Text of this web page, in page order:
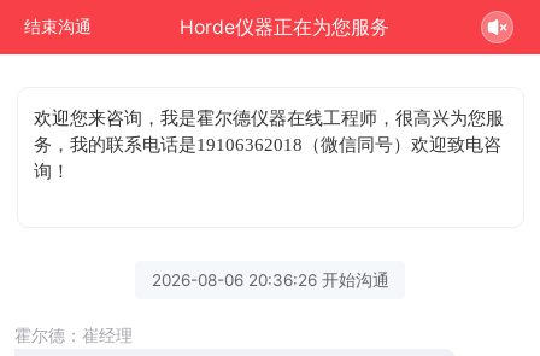
结束沟通 Horde仪器正在为您服务
欢迎您来咨询 ，我是霍尔德仪器在线工程师，很高兴为您服
务，我的联系电话是19106362018（微信同号）欢迎致电咨
询！
2026-08-06 20:36:26 开始沟通
霍尔德：崔经理